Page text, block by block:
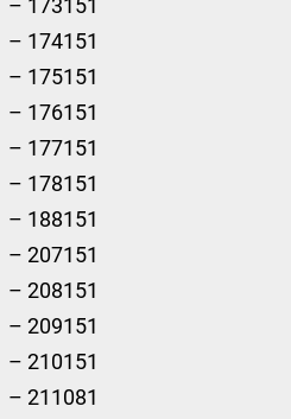
– 173151
– 174151
– 175151
– 176151
– 177151
– 178151
– 188151
– 207151
– 208151
– 209151
– 210151
– 211081